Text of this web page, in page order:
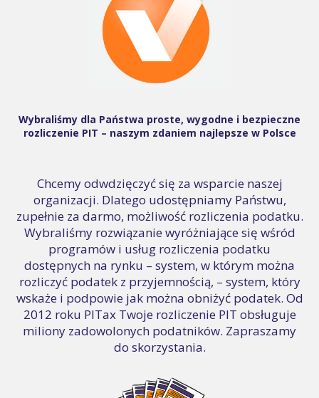
Wybraliśmy dla Państwa proste, wygodne i bezpieczne
rozliczenie PIT – naszym zdaniem najlepsze w Polsce
Chcemy odwdzięczyć się za wsparcie naszej
organizacji. Dlatego udostępniamy Państwu,
zupełnie za darmo, możliwość rozliczenia podatku.
Wybraliśmy rozwiązanie wyróżniające się wśród
programów i usług rozliczenia podatku
dostępnych na rynku – system, w którym można
rozliczyć podatek z przyjemnością, – system, który
wskaże i podpowie jak można obniżyć podatek. Od
2012 roku PITax Twoje rozliczenie PIT obsługuje
miliony zadowolonych podatników. Zapraszamy
do skorzystania.